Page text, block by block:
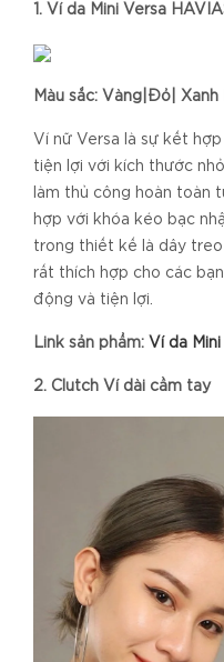
1. Ví da Mini Versa
Màu sắc: Vàng|Đỏ| Xanh
Ví nữ Versa là sự kết
tiện lợi với kích thước
làm thủ công hoàn toàn
hợp với khóa kéo bạc
trong thiết kế là dây treo
rất thích hợp cho các
động và tiện lợi.
Link sản phẩm: Ví da
2. Clutch Ví dài cầm tay